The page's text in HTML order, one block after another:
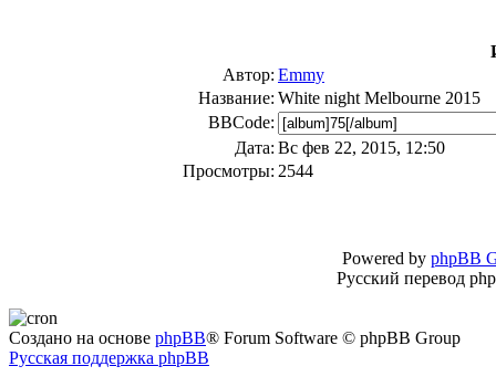
Автор: Emmy
Название: White night Melbourne 2015
BBCode:
Дата: Вс фев 22, 2015, 12:50
Просмотры: 2544
Powered by phpBB
Русский перевод
Создано на основе phpBB® Forum Software © phpBB Group
Русская поддержка phpBB